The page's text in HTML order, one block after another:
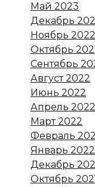
Май 2023
Декабрь
Ноябрь 2022
Октябрь
Сентябрь
Август 2022
Июнь 2022
Апрель 2022
Март 2022
Февраль
Январь 2022
Декабрь
Октябрь